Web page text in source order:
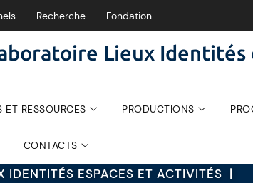
Recherche Fondation
Lieux Identités
ET RESSOURCES PRODUCTIONS
CONTACTS
IDENTITÉS ESPACES ET ACTIVITÉS |